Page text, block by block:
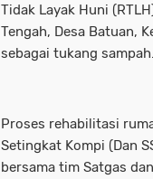
Tidak Layak Huni
Tengah, Desa Batuan,
sebagai tukang sampah.
Proses rehabilitasi
Setingkat Kompi (Dan
bersama tim Satgas